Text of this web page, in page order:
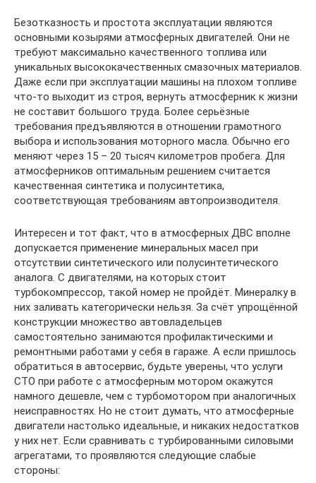
Безотказность и простота эксплуатации являются
основными козырями атмосферных двигателей. Они не
требуют максимально качественного топлива или
уникальных высококачественных смазочных материалов.
Даже если при эксплуатации машины на плохом топливе
что-то выходит из строя, вернуть атмосферник к жизни
не составит большого труда. Более серьёзные
требования предъявляются в отношении грамотного
выбора и использования моторного масла. Обычно его
меняют через 15 – 20 тысяч километров пробега. Для
атмосферников оптимальным решением считается
качественная синтетика и полусинтетика,
соответствующая требованиям автопроизводителя.
Интересен и тот факт, что в атмосферных ДВС вполне
допускается применение минеральных масел при
отсутствии синтетического или полусинтетического
аналога. С двигателями, на которых стоит
турбокомпрессор, такой номер не пройдёт. Минералку в
них заливать категорически нельзя. За счёт упрощённой
конструкции множество автовладельцев
самостоятельно занимаются профилактическими и
ремонтными работами у себя в гараже. А если пришлось
обратиться в автосервис, будьте уверены, что услуги
СТО при работе с атмосферным мотором окажутся
намного дешевле, чем с турбомотором при аналогичных
неисправностях. Но не стоит думать, что атмосферные
двигатели настолько идеальные, и никаких недостатков
у них нет. Если сравнивать с турбированными силовыми
агрегатами, то проявляются следующие слабые
стороны: